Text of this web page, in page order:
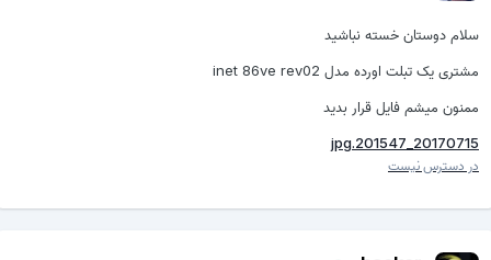
سلام دوستان خسته نباشید
مشتری یک تبلت اورده مدل inet 86ve rev02
ممنون میشم فایل قرار بدید
20170715_201547.jpg
در دسترس نیست